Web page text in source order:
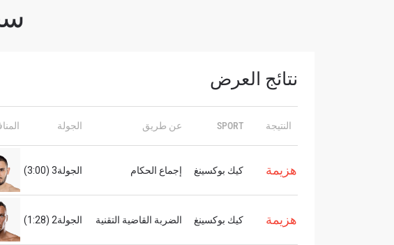
نتائج العرض
النتيجة SPORT عن طريق الجولة
هزيمة كيك بوكسينغ إجماع الحكام الجولة3 (3:00)
هزيمة كيك بوكسينغ الضربة القاضية التقنية الجولة2 (1:28)
ابق على
خذ بطولة "ون" معك أينما
العروض الخاصة